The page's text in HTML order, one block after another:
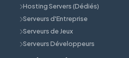
Hosting Servers (Dédiés)
Serveurs d'Entreprise
Serveurs de Jeux
Serveurs Développeurs